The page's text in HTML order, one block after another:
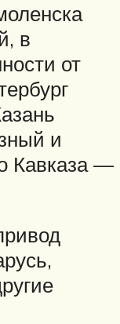
в
от
и
Кавказа —